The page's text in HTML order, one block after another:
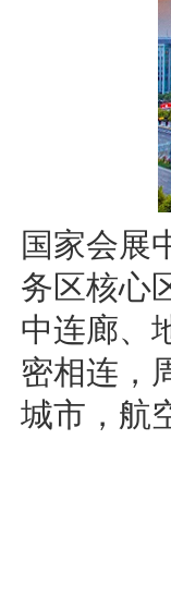
国家会展
务区核心
中连廊、
密相连，
城市，航